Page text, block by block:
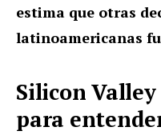
estima que otras
latinoamericanas
Silicon
para